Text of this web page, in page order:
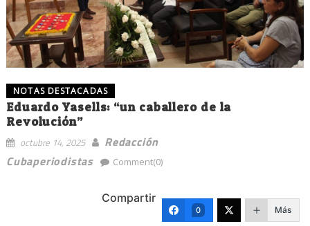
NOTAS DESTACADAS
Eduardo Yasells: “un caballero de la
Revolución”
octubre 14, 2025
Redacción
Cubaperiodistas
Comment(0)
Compartir
0 Más